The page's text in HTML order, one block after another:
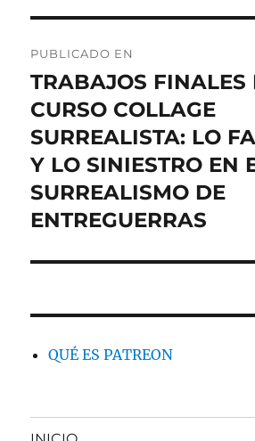
de
entradas
PUBLICADO EN
TRABAJOS FINALES
CURSO COLLAGE
SURREALISTA: LO
Y LO SINIESTRO EN
SURREALISMO DE
ENTREGUERRAS
QUÉ ES PATREON